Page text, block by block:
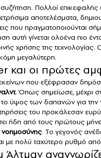
Πολλοί επικεφαλής
αποτελέσματα,
που πραγματοποιούνται
αυτή γίνεται ολοένα πιο
χρήσης της
μεγαλύτερη.
και οι πρώτες
που εξέφρασαν
. Όπως σημείωσε, μέχρι
ύψος των δαπανών για την
του προκάλεσαν
ήδη από τους πρώτους
νοημοσύνης. Το γεγονός
με πολύ ταχύτερο ρυθμό